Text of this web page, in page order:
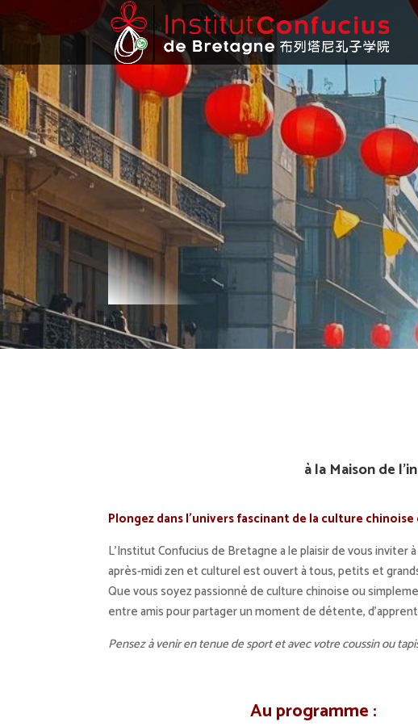
à la Maison de
Plongez dans l’univers fascinant de la culture
L’Institut Confucius de Bretagne a le plaisir de vous inviter
après-midi zen et culturel est ouvert à tous, petits et
Que vous soyez passionné de culture chinoise ou
entre amis pour partager un moment de détente,
Pensez à venir en tenue de sport et avec votre coussin ou
Au programme :